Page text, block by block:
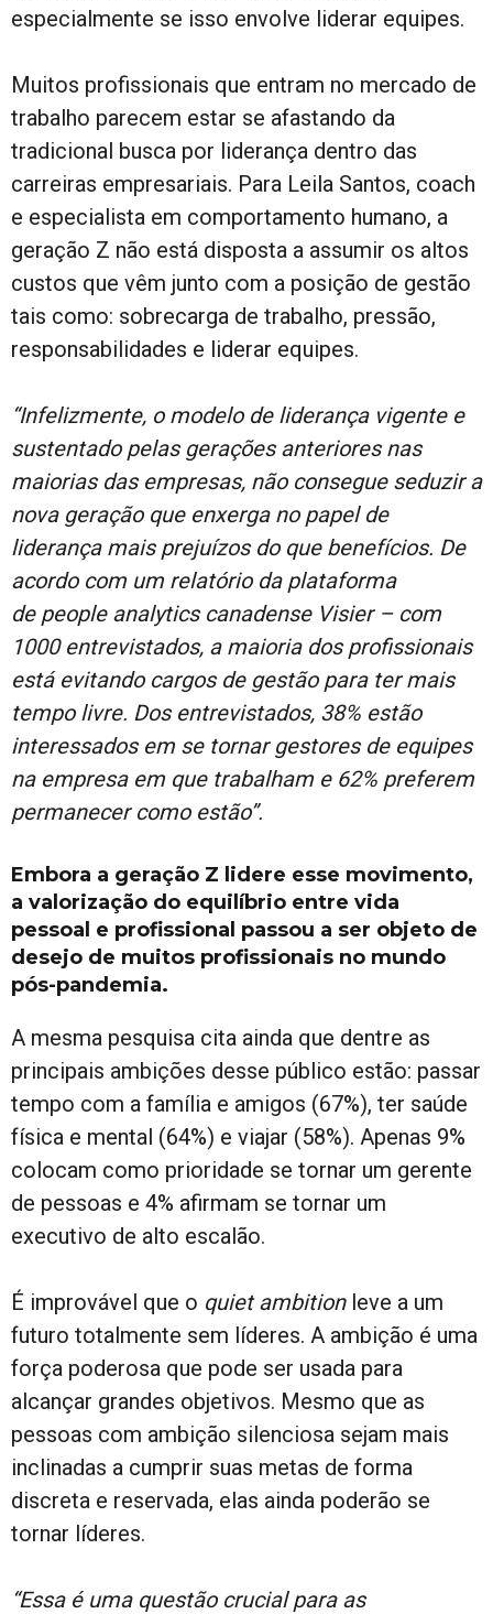
especialmente se isso envolve liderar equipes.
Muitos profissionais que entram no mercado de
trabalho parecem estar se afastando da
tradicional busca por liderança dentro das
carreiras empresariais. Para Leila Santos, coach
e especialista em comportamento humano, a
geração Z não está disposta a assumir os altos
custos que vêm junto com a posição de gestão
tais como: sobrecarga de trabalho, pressão,
responsabilidades e liderar equipes.
“Infelizmente, o modelo de liderança vigente e
sustentado pelas gerações anteriores nas
maiorias das empresas, não consegue seduzir a
nova geração que enxerga no papel de
liderança mais prejuízos do que benefícios. De
acordo com um relatório da plataforma
de people analytics canadense Visier – com
1000 entrevistados, a maioria dos profissionais
está evitando cargos de gestão para ter mais
tempo livre. Dos entrevistados, 38% estão
interessados ​​em se tornar gestores de equipes
na empresa em que trabalham e 62% preferem
permanecer como estão”.
Embora a geração Z lidere esse movimento,
a valorização do equilíbrio entre vida
pessoal e profissional passou a ser objeto de
desejo de muitos profissionais no mundo
pós-pandemia.
A mesma pesquisa cita ainda que dentre as
principais ambições desse público estão: passar
tempo com a família e amigos (67%), ter saúde
física e mental (64%) e viajar (58%). Apenas 9%
colocam como prioridade se tornar um gerente
de pessoas e 4% afirmam se tornar um
executivo de alto escalão.
É improvável que o quiet ambitionleve a um
futuro totalmente sem líderes. A ambição é uma
força poderosa que pode ser usada para
alcançar grandes objetivos. Mesmo que as
pessoas com ambição silenciosa sejam mais
inclinadas a cumprir suas metas de forma
discreta e reservada, elas ainda poderão se
tornar líderes.
“Essa é uma questão crucial para as